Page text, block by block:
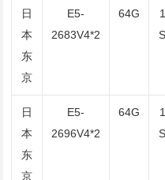
日
本
东
京
E5-
2683V4*2
64G
日
本
东
京
E5-
2696V4*2
64G